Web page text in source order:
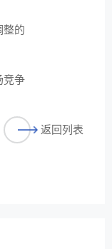
整的
竞争
返回列表